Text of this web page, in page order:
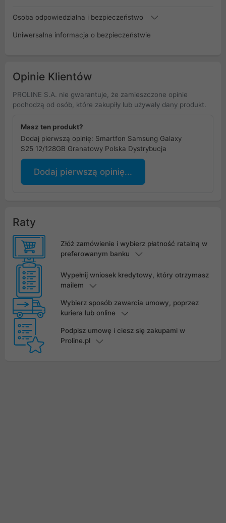
Osoba odpowiedzialna i bezpieczeństwo
Uniwersalna informacja o bezpieczeństwie
Opinie Klientów
PROLINE S.A. nie gwarantuje, że zamieszczone opinie
pochodzą od osób, które zakupiły lub używały dany produkt.
Masz ten produkt?
Dodaj pierwszą opinię: Smartfon Samsung Galaxy
S25 12/128GB Granatowy Polska Dystrybucja
Dodaj pierwszą opinię...
Raty
Złóż zamówienie i wybierz płatność ratalną w
preferowanym banku
Wypełnij wniosek kredytowy, który otrzymasz
mailem
Wybierz sposób zawarcia umowy, poprzez
kuriera lub online
Podpisz umowę i ciesz się zakupami w
Proline.pl